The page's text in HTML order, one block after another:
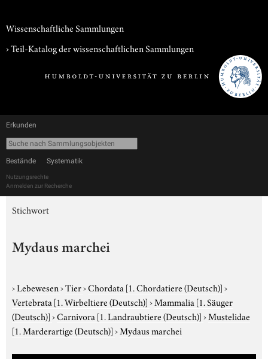
Wissenschaftliche Sammlungen
› Teil-Katalog der wissenschaftlichen Sammlungen
Erkunden
Bestände Systematik
Nutzungsrechte
Anmelden zur Recherche
Stichwort
Mydaus marchei
›Lebewesen›Tier›Chordata [1. Chordatiere (Deutsch)]›
Vertebrata [1. Wirbeltiere (Deutsch)]›Mammalia [1. Säuger
(Deutsch)]›Carnivora [1. Landraubtiere (Deutsch)]›Mustelidae
[1. Marderartige (Deutsch)]›Mydaus marchei